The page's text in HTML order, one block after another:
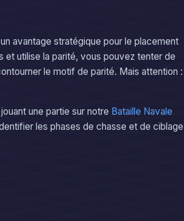
avantage stratégique pour le placement
utilise la parité, vous pouvez tenter de
le motif de parité. Mais attention :
une partie sur notre Bataille Navale
les phases de chasse et de ciblage